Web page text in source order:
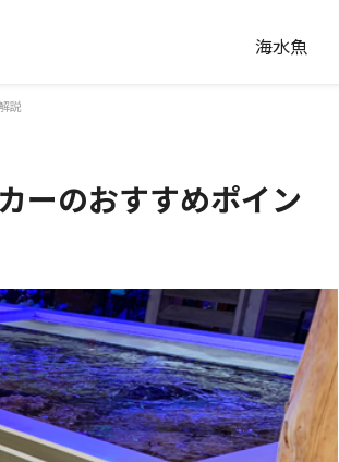
海水魚
説
ーのおすすめポイン